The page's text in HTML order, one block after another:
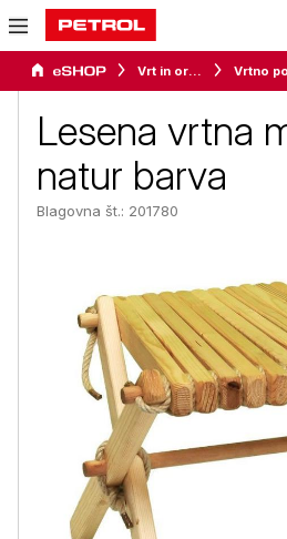
Vrt in orodje
Lesena vrtna
natur barva
Blagovna št.: 201780